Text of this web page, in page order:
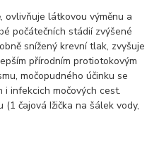
ovlivňuje látkovou výměnu a
počátečních stádií zvýšené
snížený krevní tlak, zvyšuje
přírodním protiotokovým
močopudného účinku se
i infekcich močových cest.
čajová Ižička na šálek vody,